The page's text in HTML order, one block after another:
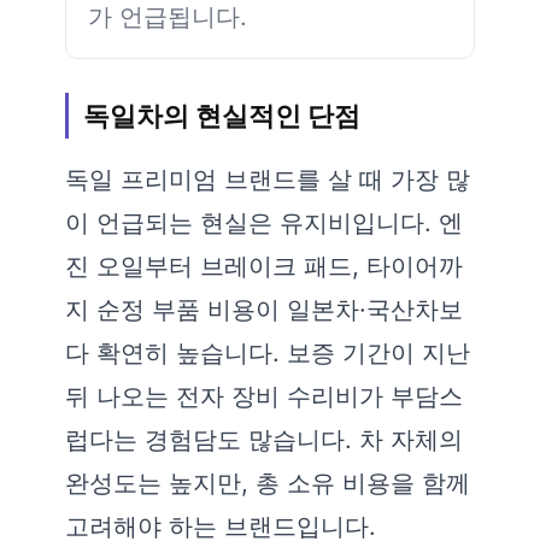
가 언급됩니다.
독일차의 현실적인 단점
독일 프리미엄 브랜드를 살 때 가장 많
이 언급되는 현실은 유지비입니다. 엔
진 오일부터 브레이크 패드, 타이어까
지 순정 부품 비용이 일본차·국산차보
다 확연히 높습니다. 보증 기간이 지난
뒤 나오는 전자 장비 수리비가 부담스
럽다는 경험담도 많습니다. 차 자체의
완성도는 높지만, 총 소유 비용을 함께
고려해야 하는 브랜드입니다.